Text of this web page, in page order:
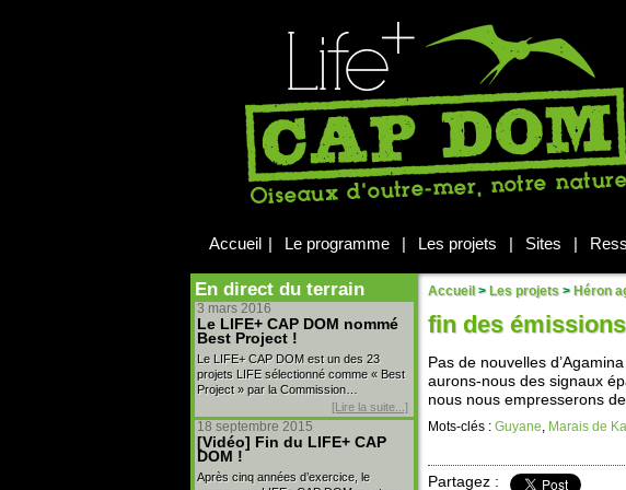
Accueil | Le programme | Les projets | Sites |
En direct du terrain
3 mars 2016
Le LIFE+ CAP DOM nommé
Best Project !
Le LIFE+ CAP DOM est un des 23
projets LIFE sélectionné comme « Best
Project » par la Commission…
[Lire la suite...]
18 septembre 2015
[Vidéo] Fin du LIFE+ CAP
DOM !
Après cinq années d’exercice, le
Accueil > Les projets > Héron
fin des
Pas de nouvelles
aurons-nous des signaux
nous nous empresserons
Mots-clés : Guyane Marais de
Partagez :